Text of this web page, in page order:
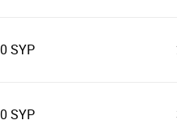
SYP
SYP